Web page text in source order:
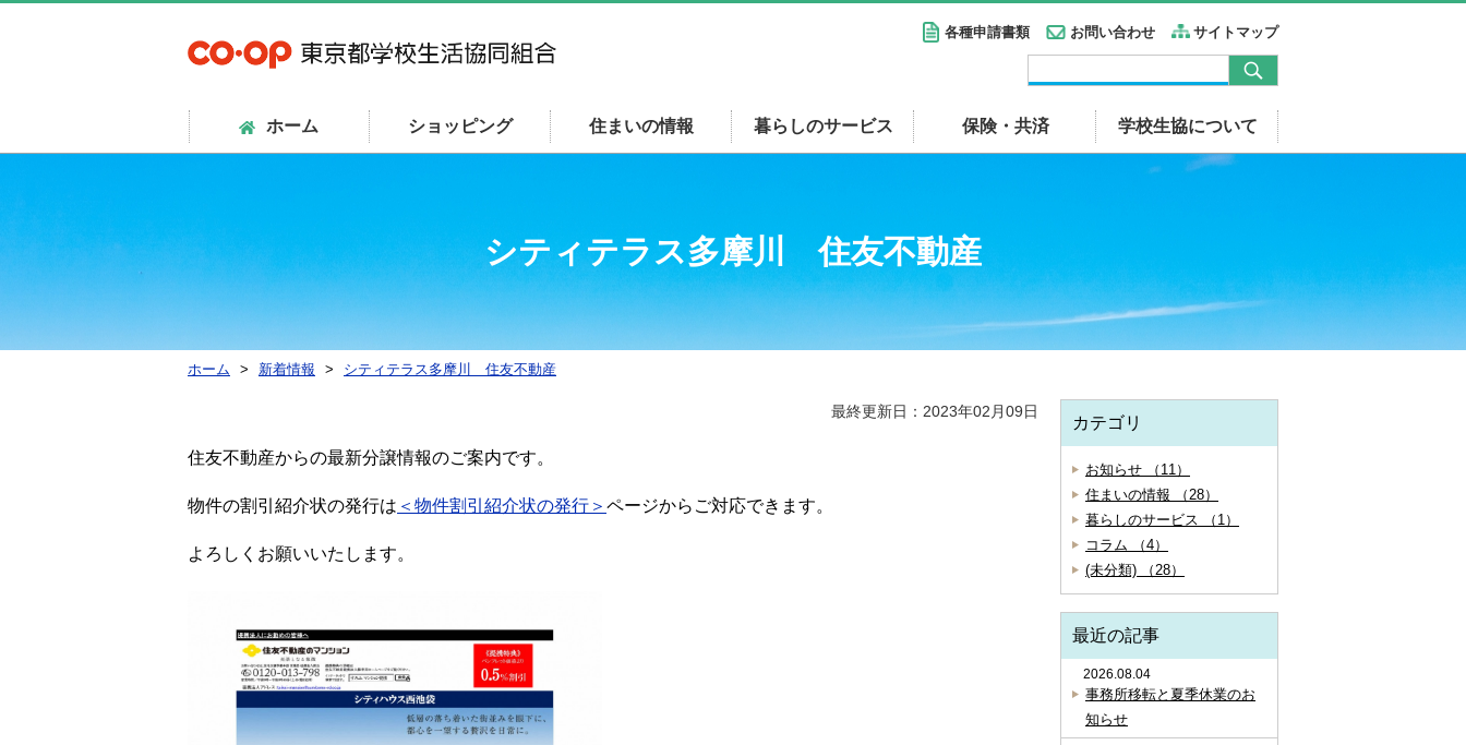
各種申請書類 お問い合わせ サイトマップ
ホーム ショッピング 住まいの情報 暮らしのサービス 保険・共済 学校生協について
シティテラス多摩川 住友不動産
ホーム 新着情報 シティテラス多摩川 住友不動産
最終更新日：2023年02月09日
住友不動産からの最新分譲情報のご案内です。
物件の割引紹介状の発行は ＜物件割引紹介状の発行＞ ページからご対応できます。
よろしくお願いいたします。
カテゴリ
お知らせ （11）
住まいの情報 （28）
暮らしのサービス （1）
コラム （4）
(未分類) （28）
最近の記事
2026.08.04
事務所移転と夏季休業のお
知らせ